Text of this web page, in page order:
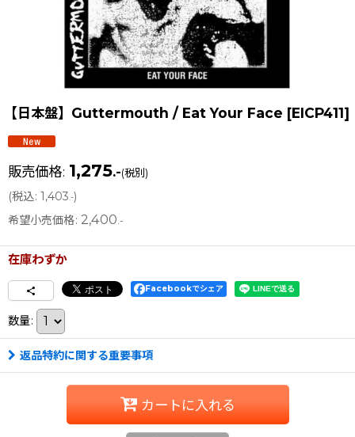
【日本盤】Guttermouth / Eat Your Face [EICP411]
販売価格: 1,275.-(税別)
(税込: 1,403.-)
希望小売価格: 2,400 .-
在庫わずか
Facebookでシェア
数量:
返品特約に関する重要事項
カートに入れる